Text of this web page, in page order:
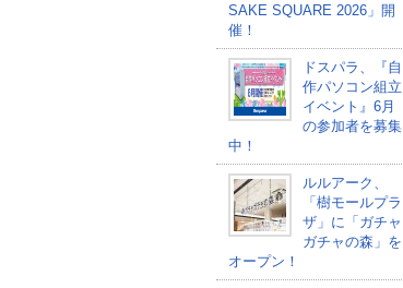
SAKE SQUARE 2026」開
催！
ドスパラ、『自
作パソコン組立
イベント』6月
の参加者を募集
中！
ルルアーク、
「樹モールプラ
ザ」に「ガチャ
ガチャの森」を
オープン！